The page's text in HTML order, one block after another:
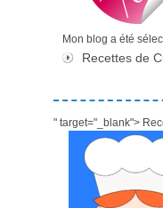
Mon blog a été
Recettes de
" target="_blank">